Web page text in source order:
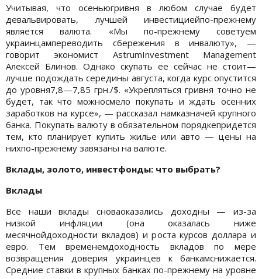
Учитывая, что осеньюгривня в любом случае будет
девальвировать, лучшей инвестициейпо-прежнему
является валюта. «Мы по-прежнему советуем
украинцампереводить сбережения в инвалюту», —
говорит экономист AstrumInvestment Management
Алексей Блинов. Однако скупать ее сейчас не стоит—
лучше подождать середины августа, когда курс опустится
до уровня7,8—7,85 грн./$. «Укрепляться гривня точно не
будет, так что можносмело покупать и ждать осенних
заработков на курсе», — рассказал намказначей крупного
банка. Покупать валюту в обязательном порядкепридется
тем, кто планирует купить жилье или авто — цены на
нихпо-прежнему завязаны на валюте.
Вклады, золото, инвестфонды: что выбрать?
Вклады
Все наши вклады сноваоказались доходны — из-за
низкой инфляции (она оказалась ниже
месячнойдоходности вкладов) и роста курсов доллара и
евро. Тем временемдоходность вкладов по мере
возвращения доверия украинцев к банкамснижается.
Средние ставки в крупных банках по-прежнему на уровне